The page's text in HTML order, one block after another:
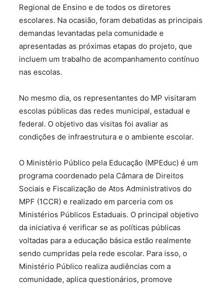
Regional de Ensino e de todos os diretores
escolares. Na ocasião, foram debatidas as principais
demandas levantadas pela comunidade e
apresentadas as próximas etapas do projeto, que
incluem um trabalho de acompanhamento contínuo
nas escolas.
No mesmo dia, os representantes do MP visitaram
escolas públicas das redes municipal, estadual e
federal. O objetivo das visitas foi avaliar as
condições de infraestrutura e o ambiente escolar.
O Ministério Público pela Educação (MPEduc) é um
programa coordenado pela Câmara de Direitos
Sociais e Fiscalização de Atos Administrativos do
MPF (1CCR) e realizado em parceria com os
Ministérios Públicos Estaduais. O principal objetivo
da iniciativa é verificar se as políticas públicas
voltadas para a educação básica estão realmente
sendo cumpridas pela rede escolar. Para isso, o
Ministério Público realiza audiências com a
comunidade, aplica questionários, promove